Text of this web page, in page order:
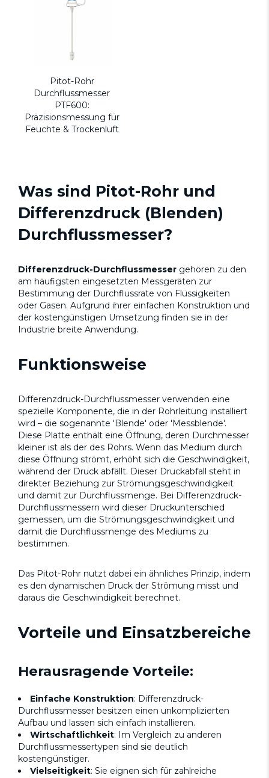
Pitot-Rohr
Durchflussmesser
PTF600:
Präzisionsmessung für
Feuchte & Trockenluft
Was sind Pitot-Rohr und
Differenzdruck (Blenden)
Durchflussmesser?
Differenzdruck-Durchflussmesser gehören zu den
am häufigsten eingesetzten Messgeräten zur
Bestimmung der Durchflussrate von Flüssigkeiten
oder Gasen. Aufgrund ihrer einfachen Konstruktion und
der kostengünstigen Umsetzung finden sie in der
Industrie breite Anwendung.
Funktionsweise
Differenzdruck-Durchflussmesser verwenden eine
spezielle Komponente, die in der Rohrleitung installiert
wird – die sogenannte 'Blende' oder 'Messblende'.
Diese Platte enthält eine Öffnung, deren Durchmesser
kleiner ist als der des Rohrs. Wenn das Medium durch
diese Öffnung strömt, erhöht sich die Geschwindigkeit,
während der Druck abfällt. Dieser Druckabfall steht in
direkter Beziehung zur Strömungsgeschwindigkeit
und damit zur Durchflussmenge. Bei Differenzdruck-
Durchflussmessern wird dieser Druckunterschied
gemessen, um die Strömungsgeschwindigkeit und
damit die Durchflussmenge des Mediums zu
bestimmen.
Das Pitot-Rohr nutzt dabei ein ähnliches Prinzip, indem
es den dynamischen Druck der Strömung misst und
daraus die Geschwindigkeit berechnet.
Vorteile und Einsatzbereiche
Herausragende Vorteile:
Einfache Konstruktion: Differenzdruck-
Durchflussmesser besitzen einen unkomplizierten
Aufbau und lassen sich einfach installieren.
Wirtschaftlichkeit: Im Vergleich zu anderen
Durchflussmessertypen sind sie deutlich
kostengünstiger.
Vielseitigkeit: Sie eignen sich für zahlreiche